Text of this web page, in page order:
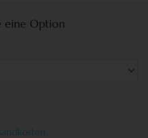
eine Option